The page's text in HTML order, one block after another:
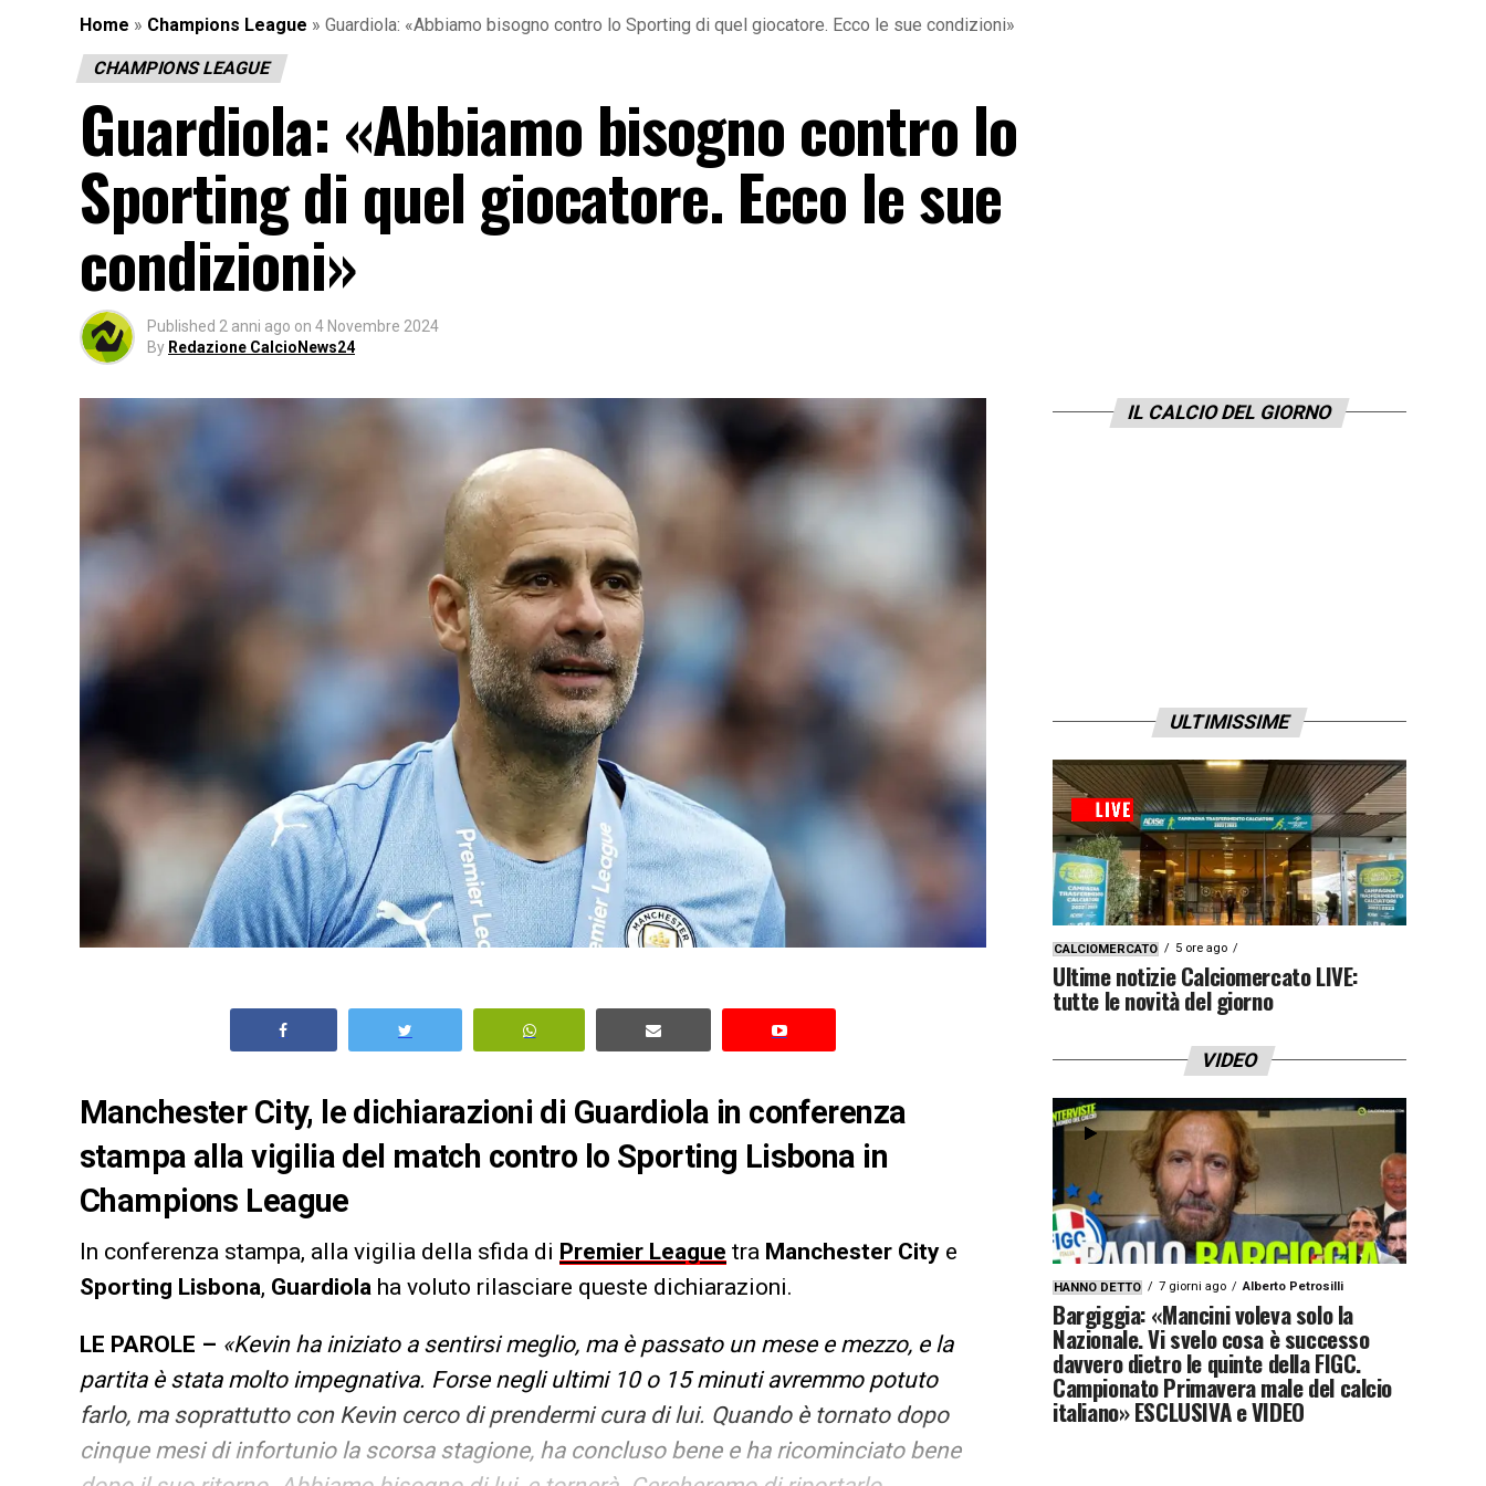
Home » Champions League » Guardiola: «Abbiamo bisogno contro lo Sporting di quel giocatore. Ecco le sue condizioni»
CHAMPIONS LEAGUE
Guardiola: «Abbiamo bisogno contro lo
Sporting di quel giocatore. Ecco le sue
condizioni»
Published 2 anni ago on 4 Novembre 2024
By Redazione CalcioNews24
Manchester City, le dichiarazioni di Guardiola in conferenza
stampa alla vigilia del match contro lo Sporting Lisbona in
Champions League
In conferenza stampa, alla vigilia della sfida di Premier League tra Manchester City e
Sporting Lisbona, Guardiola ha voluto rilasciare queste dichiarazioni.
LE PAROLE – «Kevin ha iniziato a sentirsi meglio, ma è passato un mese e mezzo, e la
partita è stata molto impegnativa. Forse negli ultimi 10 o 15 minuti avremmo potuto
farlo, ma soprattutto con Kevin cerco di prendermi cura di lui. Quando è tornato dopo
cinque mesi di infortunio la scorsa stagione, ha concluso bene e ha ricominciato bene
IL CALCIO DEL GIORNO
ULTIMISSIME
CALCIOMERCATO 5 ore ago
Ultime notizie Calciomercato LIVE:
tutte le novità del giorno
VIDEO
HANNO DETTO 7 giorni ago Alberto Petrosilli
Bargiggia: «Mancini voleva solo la
Nazionale. Vi svelo cosa è successo
davvero dietro le quinte della FIGC.
Campionato Primavera male del calcio
italiano» ESCLUSIVA e VIDEO